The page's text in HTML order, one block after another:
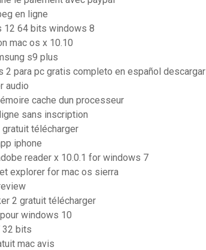
en ligne
12 64 bits windows 8
mac os x 10.10
s9 plus
2 para pc gratis completo en español descargar
audio
cache dun processeur
sans inscription
télécharger
iphone
reader x 10.0.1 for windows 7
explorer for mac os sierra
2 gratuit télécharger
windows 10
32 bits
mac avis